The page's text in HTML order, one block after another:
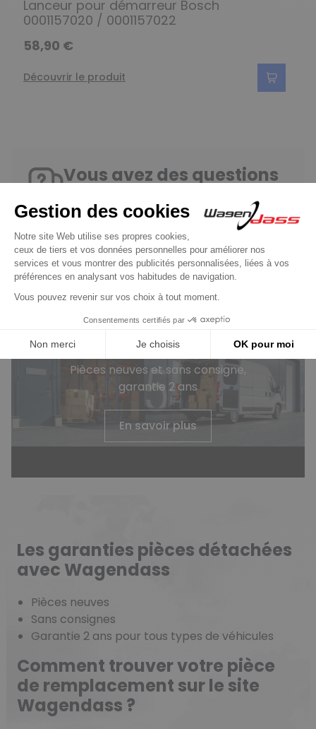
Lanceur pour démarreur Bosch
0001157020 / 0001157022
58,90 €
Découvrir le produit
Vous avez des questions
Contactez-nous
Wagendass s’engage pour la
durabilité de votre véhicule
Pièces neuves et sans consigne,
garantie 2 ans
En savoir plus
Les garanties pièces détachées
avec Wagendass
Pièces neuves
Sans consignes
Garantie 2 ans pour tous types de véhicules
Comment trouver votre pièce
de remplacement sur le site
Wagendass ?